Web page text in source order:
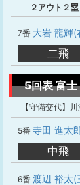
２アウト２塁
7番 大岩 龍輝(
二飛
5回表 富士
【守備交代】
5番 寺田 進太
中飛
6番 渡辺 裕太(